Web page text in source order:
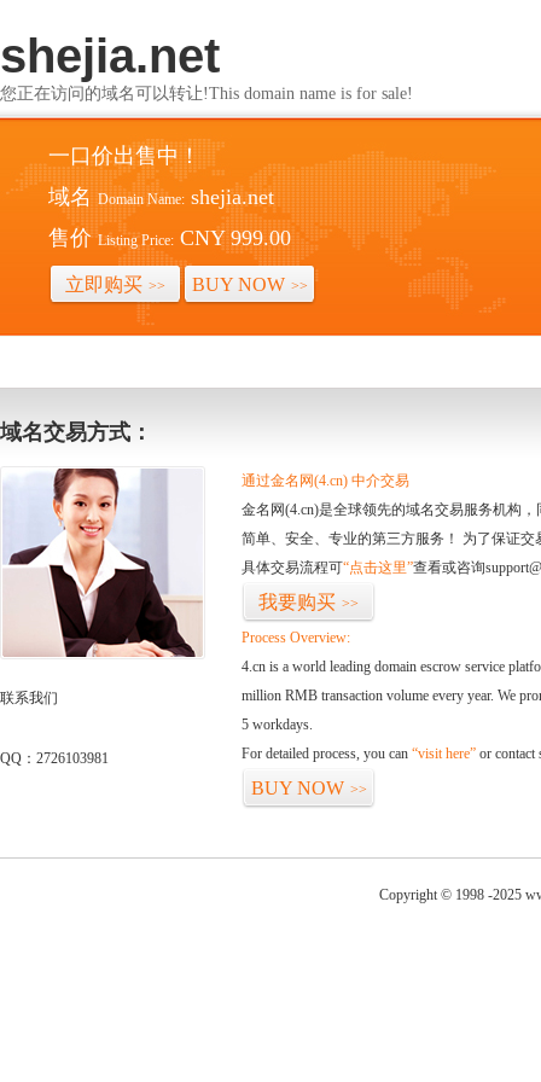
shejia.net
您正在访问的域名可以转让!This domain name is for sale!
一口价出售中！
域名 Domain Name: shejia.net
售价 Listing Price: CNY 999.00
立即购买 >> BUY NOW >>
域名交易方式：
联系我们
QQ：2726103981
通过金名网(4.cn) 中介交易
金名网(4.cn)是全球领先的域名交易服务机构
简单、安全、专业的第三方服务！ 为了保证
具体交易流程可“点击这里”查看或咨询
我要购买 >>
Process Overview:
4.cn is a world leading domain escrow service
million RMB transaction volume every year. We
5 workdays.
For detailed process, you can “visit here” or contact
BUY NOW >>
Copyright © 1998 -2025